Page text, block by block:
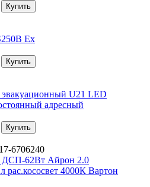
Ex
U21 LED
адресный
6706240
ДСП-62Вт Айрон 2.0
рас.кососвет 4000К Вартон